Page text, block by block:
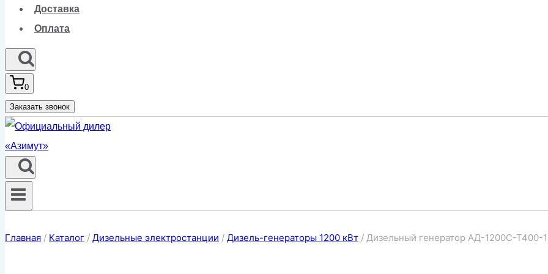
Доставка
Оплата
0
Заказать звонок
Главная / Каталог / Дизельные электростанции / Дизель-генераторы 1200 кВт / Дизельный генератор АД-1200С-Т400-